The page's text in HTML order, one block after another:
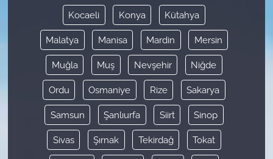
Kocaeli Konya Kütahya
Malatya Manisa Mardin Mersin
Muğla Muş Nevşehir Niğde
Ordu Osmaniye Rize Sakarya
Samsun Şanlıurfa Siirt Sinop
Sivas Şırnak Tekirdağ Tokat